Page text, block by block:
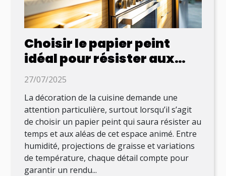
Choisir le papier peint
idéal pour résister aux
environnements de
cuisine
27/07/2025
La décoration de la cuisine demande une
attention particulière, surtout lorsqu’il s’agit
de choisir un papier peint qui saura résister au
temps et aux aléas de cet espace animé. Entre
humidité, projections de graisse et variations
de température, chaque détail compte pour
garantir un rendu...